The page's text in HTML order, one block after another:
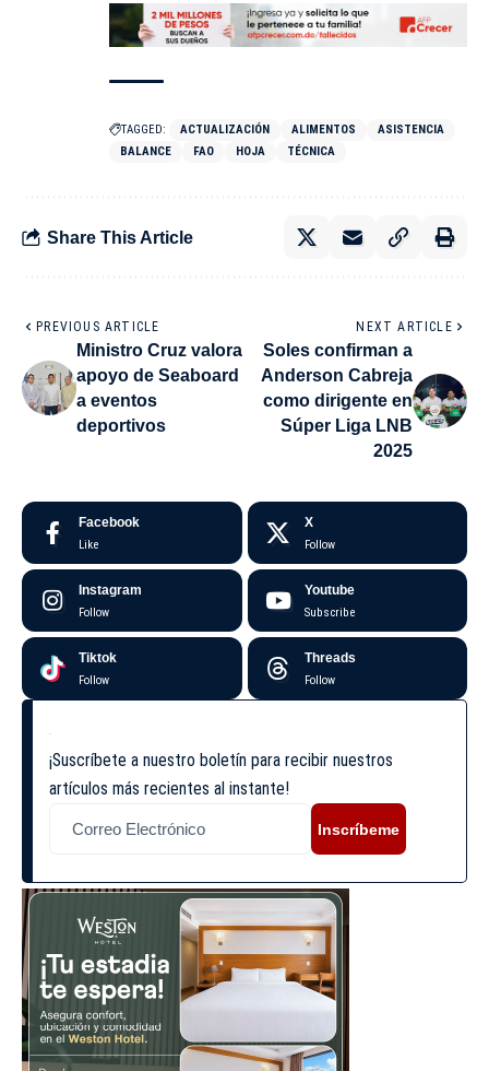
TAGGED: ACTUALIZACIÓN ALIMENTOS
ASISTENCIA
BALANCE
FAO HOJA TÉCNICA
Share This Article
PREVIOUS ARTICLE
Ministro Cruz valora
apoyo de Seaboard
a eventos
deportivos
NEXT ARTICLE
Soles confirman a
Anderson Cabreja
como dirigente en
Súper Liga LNB
2025
Facebook
Like
X
Follow
Instagram
Follow
Youtube
Subscribe
Tiktok
Follow
Threads
Follow
¡Suscríbete a nuestro boletín para recibir nuestros
artículos más recientes al instante!
Inscríbeme